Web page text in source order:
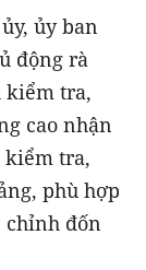
ủy ban
động rà
kiểm tra,
cao nhận
kiểm tra,
phù hợp
chỉnh đốn